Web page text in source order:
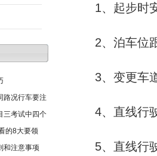
路况行车要注
三考试中四个
的8大要领
和注意事项
1、起步时安
2、泊车位跟
3、变更车道
4、直线行驶
5、直线行驶